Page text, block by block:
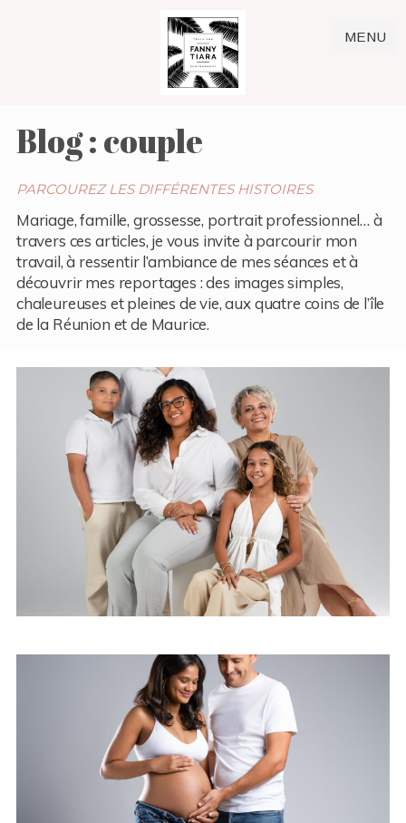
MENU
Blog : couple
PARCOUREZ LES DIFFÉRENTES HISTOIRES
Mariage, famille, grossesse, portrait professionnel… à
travers ces articles, je vous invite à parcourir mon
travail, à ressentir l’ambiance de mes séances et à
découvrir mes reportages : des images simples,
chaleureuses et pleines de vie, aux quatre coins de l’île
de la Réunion et de Maurice.
Mes conseils vestimentaires
pour une séance studio à la
Réunion.
5 bonnes raisons de choisir une
séance photo en studio à La
Réunion